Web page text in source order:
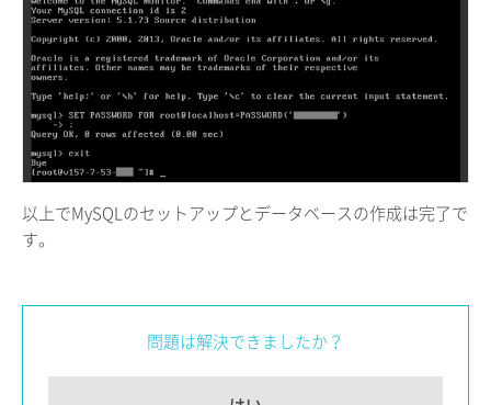
以上でMySQLのセットアップとデータベースの作成は完了で
す。
問題は解決できましたか？